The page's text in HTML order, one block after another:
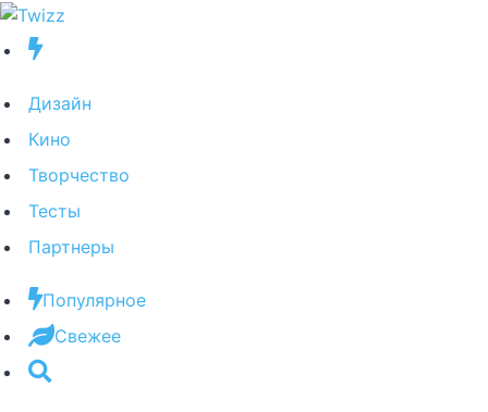
Дизайн
Кино
Творчество
Тесты
Партнеры
Популярное
Свежее